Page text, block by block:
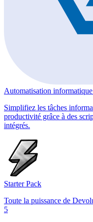
Automatisation
Simplifiez les tâches
productivité grâce à des
intégrés.
Starter Pack
Toute la puissance de
5